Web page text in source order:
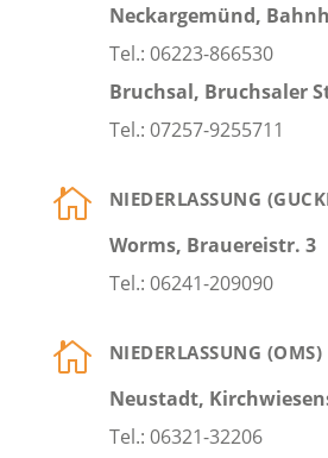
Neckargemünd,
Tel.: 06223-866530
Bruchsal, Bruchsaler
Tel.: 07257-9255711
 NIEDERLASSUNG
Worms, Brauereistr. 3
Tel.: 06241-209090
 NIEDERLASSUNG (OMS)
Neustadt,
Tel.: 06321-32206